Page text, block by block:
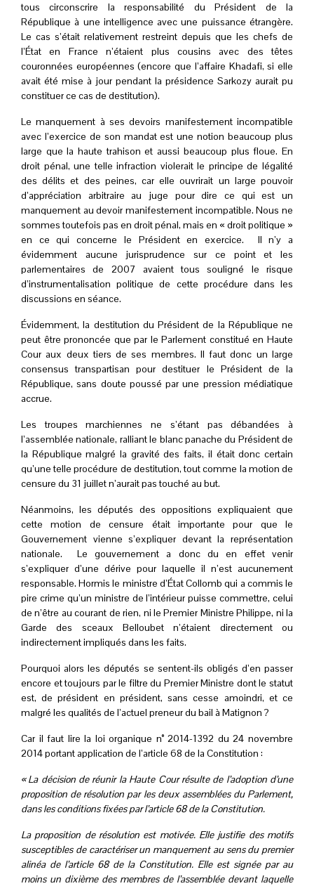
tous circonscrire la responsabilité du Président de la
République à une intelligence avec une puissance étrangère.
Le cas s’était relativement restreint depuis que les chefs de
l’État en France n’étaient plus cousins avec des têtes
couronnées européennes (encore que l’affaire Khadafi, si elle
avait été mise à jour pendant la présidence Sarkozy aurait pu
constituer ce cas de destitution).
Le manquement à ses devoirs manifestement incompatible
avec l’exercice de son mandat est une notion beaucoup plus
large que la haute trahison et aussi beaucoup plus floue. En
droit pénal, une telle infraction violerait le principe de légalité
des délits et des peines, car elle ouvrirait un large pouvoir
d’appréciation arbitraire au juge pour dire ce qui est un
manquement au devoir manifestement incompatible. Nous ne
sommes toutefois pas en droit pénal, mais en « droit politique »
en ce qui concerne le Président en exercice. Il n’y a
évidemment aucune jurisprudence sur ce point et les
parlementaires de 2007 avaient tous souligné le risque
d’instrumentalisation politique de cette procédure dans les
discussions en séance.
Évidemment, la destitution du Président de la République ne
peut être prononcée que par le Parlement constitué en Haute
Cour aux deux tiers de ses membres. Il faut donc un large
consensus transpartisan pour destituer le Président de la
République, sans doute poussé par une pression médiatique
accrue.
Les troupes marchiennes ne s’étant pas débandées à
l’assemblée nationale, ralliant le blanc panache du Président de
la République malgré la gravité des faits, il était donc certain
qu’une telle procédure de destitution, tout comme la motion de
censure du 31 juillet n’aurait pas touché au but.
Néanmoins, les députés des oppositions expliquaient que
cette motion de censure était importante pour que le
Gouvernement vienne s’expliquer devant la représentation
nationale. Le gouvernement a donc du en effet venir
s’expliquer d’une dérive pour laquelle il n’est aucunement
responsable. Hormis le ministre d’État Collomb qui a commis le
pire crime qu’un ministre de l’intérieur puisse commettre, celui
de n’être au courant de rien, ni le Premier Ministre Philippe, ni la
Garde des sceaux Belloubet n’étaient directement ou
indirectement impliqués dans les faits.
Pourquoi alors les députés se sentent-ils obligés d’en passer
encore et toujours par le filtre du Premier Ministre dont le statut
est, de président en président, sans cesse amoindri, et ce
malgré les qualités de l’actuel preneur du bail à Matignon ?
Car il faut lire la loi organique n° 2014-1392 du 24 novembre
2014 portant application de l’article 68 de la Constitution :
« La décision de réunir la Haute Cour résulte de l’adoption d’une
proposition de résolution par les deux assemblées du Parlement,
dans les conditions fixées par l’article 68 de la Constitution.
La proposition de résolution est motivée. Elle justifie des motifs
susceptibles de caractériser un manquement au sens du premier
alinéa de l’article 68 de la Constitution. Elle est signée par au
moins un dixième des membres de l’assemblée devant laquelle